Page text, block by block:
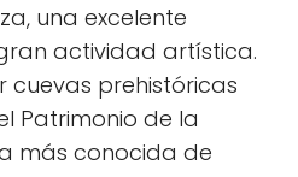
una excelente
actividad artística.
cuevas prehistóricas
Patrimonio de la
más conocida de